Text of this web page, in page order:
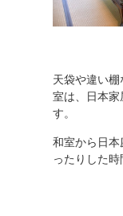
天袋や違い
室は、日本家
す。
和室から日
ったりした時